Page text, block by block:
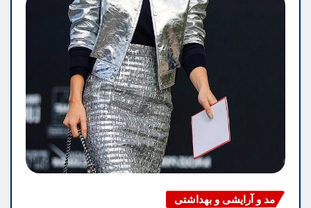
مد و آرایشی و بهداشتی